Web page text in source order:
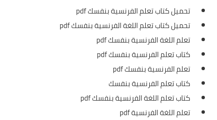
تحميل كتاب تعلم الفرنسية بنفسك pdf
تحميل كتاب تعلم اللغة الفرنسية بنفسك pdf
تعلم اللغة الفرنسية بنفسك pdf
كتاب تعلم الفرنسية بنفسك pdf
تعلم الفرنسية بنفسك pdf
كتاب تعلم الفرنسية بنفسك
كتاب تعلم اللغة الفرنسية بنفسك pdf
تعلم اللغة الفرنسية pdf